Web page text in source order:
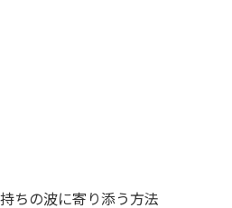
ちの波に寄り添う方法